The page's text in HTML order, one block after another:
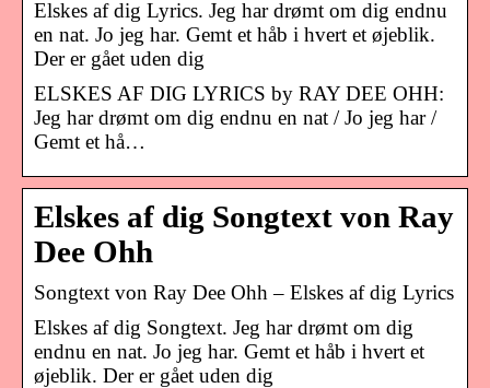
Elskes af dig Lyrics. Jeg har drømt om dig endnu
en nat. Jo jeg har. Gemt et håb i hvert et øjeblik.
Der er gået uden dig
ELSKES AF DIG LYRICS by RAY DEE OHH:
Jeg har drømt om dig endnu en nat / Jo jeg har /
Gemt et hå…
Elskes af dig Songtext von Ray
Dee Ohh
Songtext von Ray Dee Ohh – Elskes af dig Lyrics
Elskes af dig Songtext. Jeg har drømt om dig
endnu en nat. Jo jeg har. Gemt et håb i hvert et
øjeblik. Der er gået uden dig